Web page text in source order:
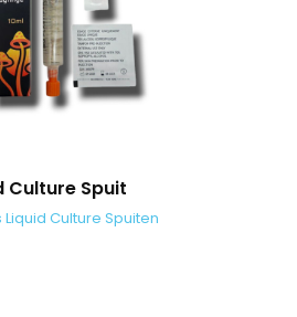
Culture Spuit
Liquid Culture Spuiten